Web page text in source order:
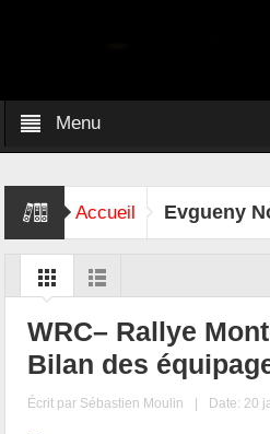
Menu
Accueil Evgueny
WRC– Rallye
Bilan des
Écrit par Sébastien Moulin | Date: 20